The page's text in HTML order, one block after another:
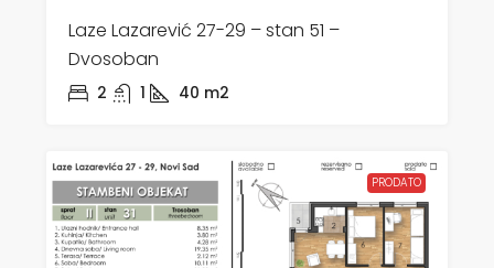
Laze Lazarević 27-29 – stan 51 –
Dvosoban
2 1 40 m2
PRODATO